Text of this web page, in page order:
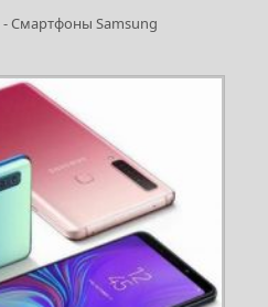
-Смартфоны Samsung